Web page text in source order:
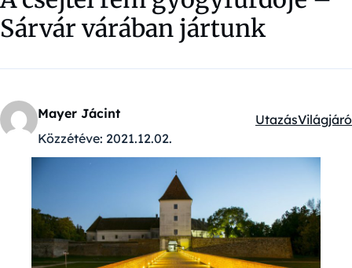
Sárvár várában jártunk
Mayer Jácint
Közzétéve: 2021.12.02.
Kategóriák:
UtazásVilágjáró